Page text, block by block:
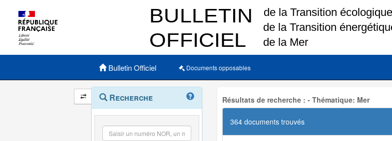
Menu principal
Bulletin Officiel Documents opposables
Navigation
et
outils
annexes
Menu
contextuel
Recherche Résultats de recherche : - Thématique: Mer
364 documents trouvés